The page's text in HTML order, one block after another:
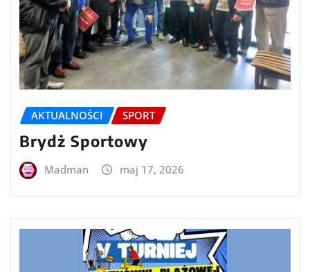
AKTUALNOŚCI SPORT
Brydż Sportowy
Madman maj 17, 2026